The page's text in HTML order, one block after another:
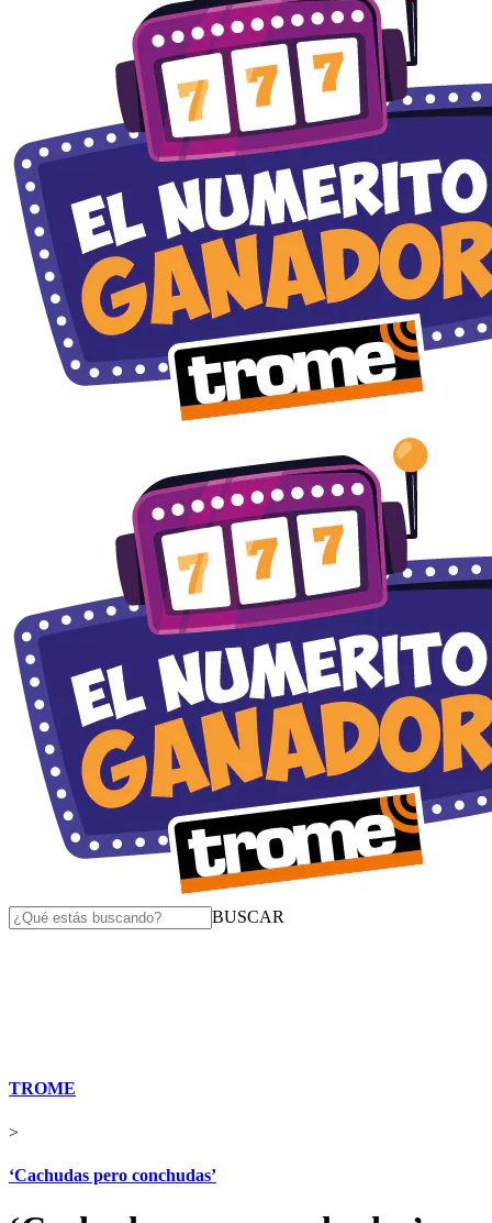
BUSCAR
TROME
>
‘Cachudas pero conchudas’